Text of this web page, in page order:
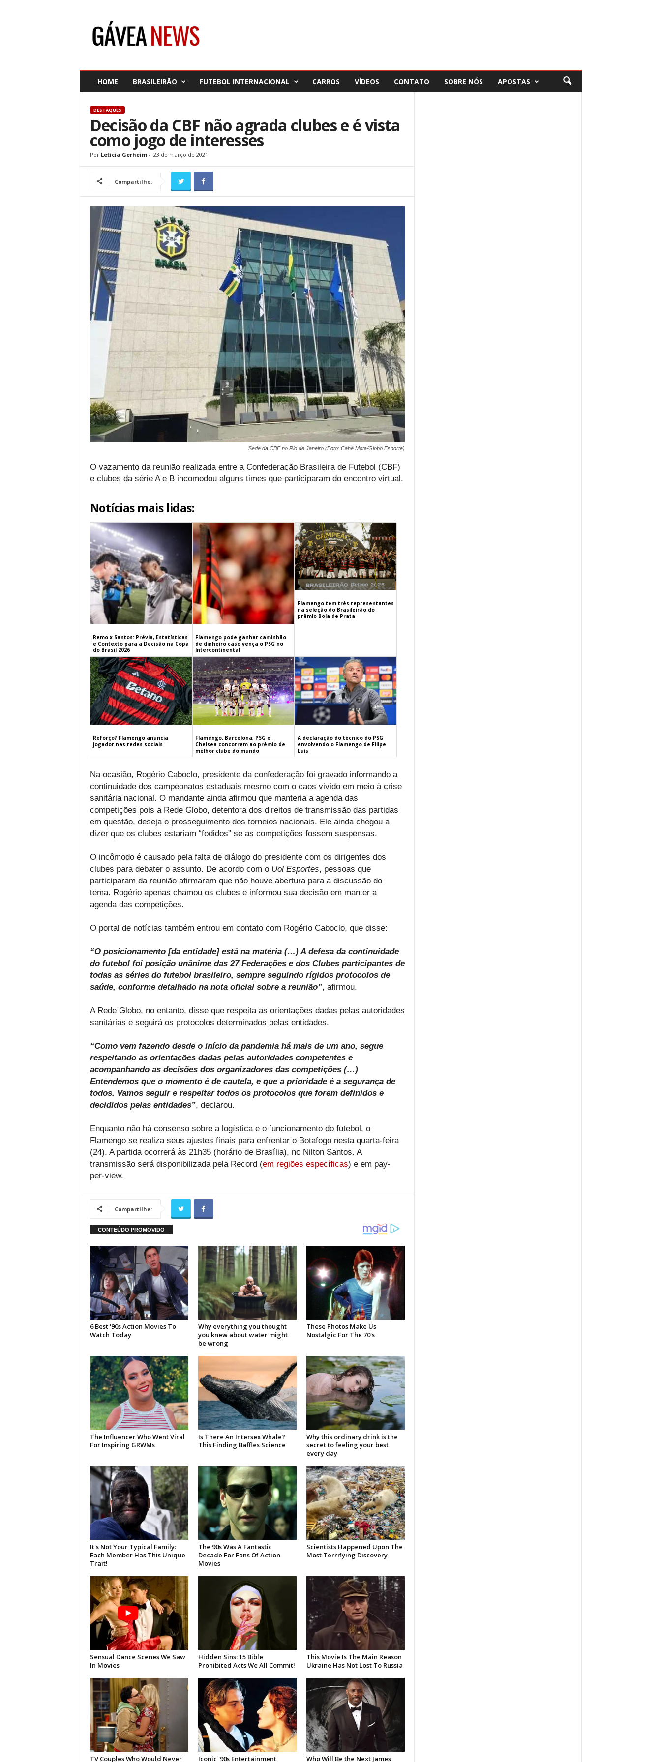
HOME BRASILEIRÃO FUTEBOL INTERNACIONAL CARROS VÍDEOS CONTATO SOBRE NÓS APOSTAS
DESTAQUES
Decisão da CBF não agrada clubes e é vista
como jogo de interesses
Por Letícia Gerheim- 23 de março de 2021
Compartilhe:
Sede da CBF no Rio de Janeiro (Foto: Cahê Mota/Globo Esporte)
O vazamento da reunião realizada entre a Confederação Brasileira de Futebol (CBF)
e clubes da série A e B incomodou alguns times que participaram do encontro virtual.
Notícias mais lidas:
Remo x Santos: Prévia, Estatísticas
e Contexto para a Decisão na Copa
do Brasil 2026
Flamengo pode ganhar caminhão
de dinheiro caso vença o PSG no
Intercontinental
Flamengo tem três representantes
na seleção do Brasileirão do
prêmio Bola de Prata
Reforço? Flamengo anuncia
jogador nas redes sociais
Flamengo, Barcelona, PSG e
Chelsea concorrem ao prêmio de
melhor clube do mundo
A declaração do técnico do PSG
envolvendo o Flamengo de Filipe
Luís
Na ocasião, Rogério Caboclo, presidente da confederação foi gravado informando a
continuidade dos campeonatos estaduais mesmo com o caos vivido em meio à crise
sanitária nacional. O mandante ainda afirmou que manteria a agenda das
competições pois a Rede Globo, detentora dos direitos de transmissão das partidas
em questão, deseja o prosseguimento dos torneios nacionais. Ele ainda chegou a
dizer que os clubes estariam “fodidos” se as competições fossem suspensas.
O incômodo é causado pela falta de diálogo do presidente com os dirigentes dos
clubes para debater o assunto. De acordo com o Uol Esportes, pessoas que
participaram da reunião afirmaram que não houve abertura para a discussão do
tema. Rogério apenas chamou os clubes e informou sua decisão em manter a
agenda das competições.
O portal de notícias também entrou em contato com Rogério Caboclo, que disse:
“O posicionamento [da entidade] está na matéria (…) A defesa da continuidade
do futebol foi posição unânime das 27 Federações e dos Clubes participantes de
todas as séries do futebol brasileiro, sempre seguindo rígidos protocolos de
saúde, conforme detalhado na nota oficial sobre a reunião”, afirmou.
A Rede Globo, no entanto, disse que respeita as orientações dadas pelas autoridades
sanitárias e seguirá os protocolos determinados pelas entidades.
“Como vem fazendo desde o início da pandemia há mais de um ano, segue
respeitando as orientações dadas pelas autoridades competentes e
acompanhando as decisões dos organizadores das competições (…)
Entendemos que o momento é de cautela, e que a prioridade é a segurança de
todos. Vamos seguir e respeitar todos os protocolos que forem definidos e
decididos pelas entidades”, declarou.
Enquanto não há consenso sobre a logística e o funcionamento do futebol, o
Flamengo se realiza seus ajustes finais para enfrentar o Botafogo nesta quarta-feira
(24). A partida ocorrerá às 21h35 (horário de Brasília), no Nilton Santos. A
transmissão será disponibilizada pela Record (em regiões específicas) e em pay-
per-view.
Compartilhe: